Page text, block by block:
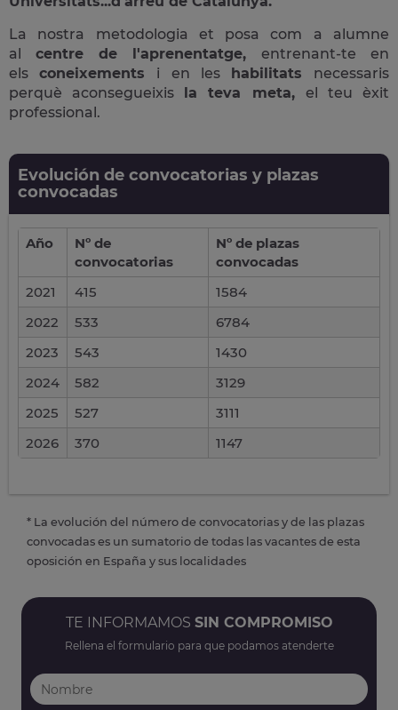
La nostra metodologia et posa com a alumne
al centre de l'aprenentatge, entrenant-te en
elsconeixements i en les habilitats necessaris
perquè aconsegueixis la teva meta, el teu èxit
professional.
Evolución de convocatorias y plazas
convocadas
Año
Nº de
convocatorias
Nº de plazas
convocadas
2021
415
1584
2022
533
6784
2023
543
1430
2024
582
3129
2025
527
3111
2026
370 1147
* La evolución del número de convocatorias y de las plazas
convocadas es un sumatorio de todas las vacantes de esta
oposición en España y sus localidades
TE INFORMAMOS SIN COMPROMISO
Rellena el formulario para que podamos atenderte